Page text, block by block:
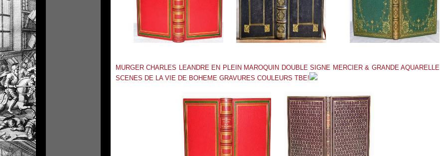
MURGER CHARLES LEANDRE EN PLEIN MAROQUIN DOUBLE SIGNE MERCIER & GRANDE AQUARELLE
SCENES DE LA VIE DE BOHEME GRAVURES COULEURS TBE!